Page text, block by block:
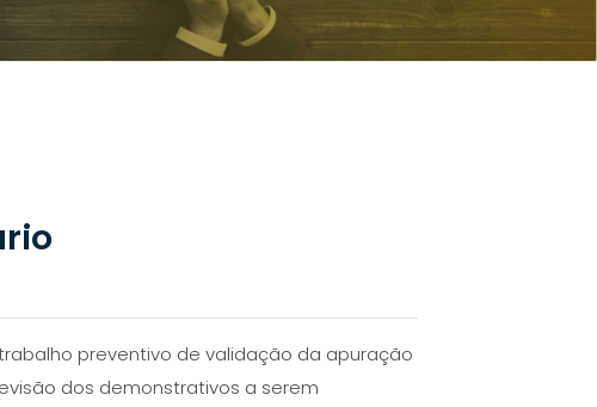
preventivo de validação da apuração
dos demonstrativos a serem